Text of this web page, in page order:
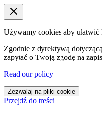
Używamy cookies aby ułatwić
Zgodnie z dyrektywą
zapytać o Twoją zgodę na
Read our policy
Zezwalaj na pliki cookie
Przejdź do treści